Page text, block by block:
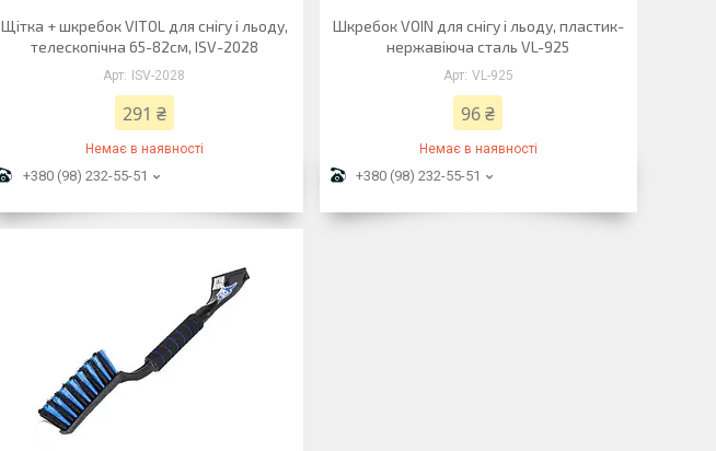
Щітка + шкребок VITOL для снігу і льоду,
телескопічна 65-82см, ISV-2028
ISV-2028
291 ₴
Немає в наявності
+380 (98) 232-55-51
Шкребок VOIN для снігу і льоду, пластик-
нержавіюча сталь VL-925
VL-925
96 ₴
Немає в наявності
+380 (98) 232-55-51